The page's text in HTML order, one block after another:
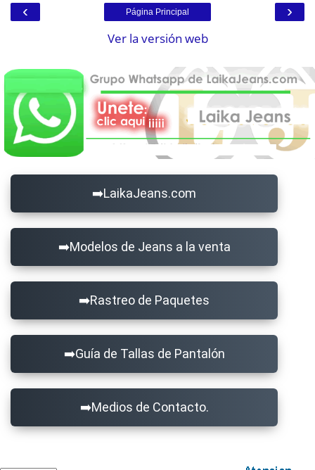
‹ ›
Página Principal
Ver la versión web
LaikaJeans.com
Modelos de Jeans a la venta
Rastreo de Paquetes
Guía de Tallas de Pantalón
Medios de Contacto.